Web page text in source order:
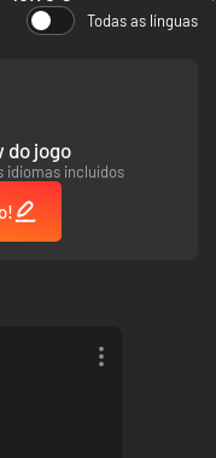
Todas as línguas
do jogo
idiomas incluídos